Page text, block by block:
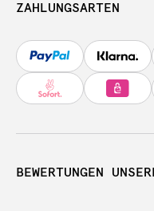
ZAHLUNGSARTEN
BEWERTUNGEN